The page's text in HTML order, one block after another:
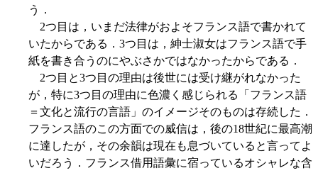
う．
2つ目は，いまだ法律がおよそフランス語で書かれて
いたからである．3つ目は，紳士淑女はフランス語で手
紙を書き合うのにやぶさかではなかったからである．
2つ目と3つ目の理由は後世には受け継がれなかった
が，特に3つ目の理由に色濃く感じられる「フランス語
＝文化と流行の言語」のイメージそのものは存続した．
フランス語のこの方面での威信は，後の18世紀に最高潮
に達したが，その余韻は現在も息づいていると言ってよ
いだろう．フランス借用語彙に宿っているオシャレな含